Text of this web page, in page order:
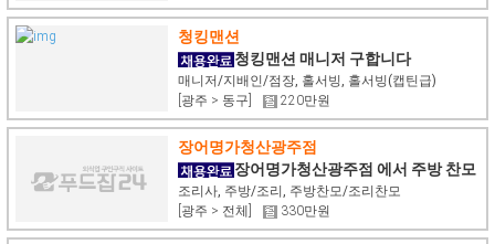
청킹맨션
청킹맨션 매니저 구합니다
매니저/지배인/점장, 홀서빙, 홀서빙(캡틴급)
[광주 > 동구]
220만원
장어명가청산광주점
장어명가청산광주점 에서 주방 찬모
님 모집합니다.
조리사, 주방/조리, 주방찬모/조리찬모
[광주 > 전체]
330만원